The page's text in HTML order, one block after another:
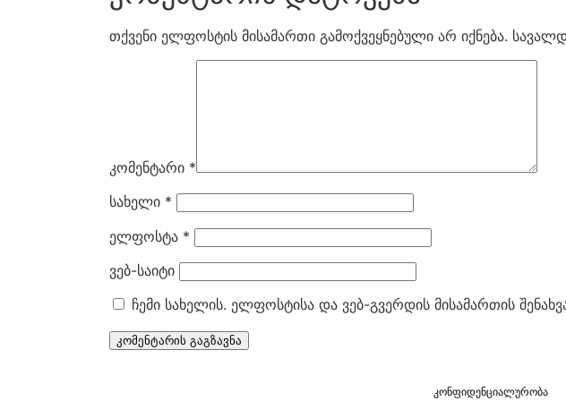
თქვენი ელფოსტის მისამართი გამოქვეყნებული არ იქნება.
კომენტარი *
სახელი *
ელფოსტა *
ვებ-საიტი
ჩემი სახელის. ელფოსტისა და ვებ-გვერდის მისამართის
კონფიდენციალურობა